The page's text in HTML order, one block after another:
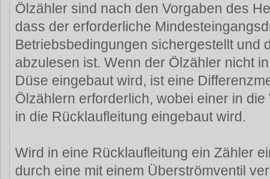
Ölzähler sind nach den Vorgaben des
dass der erforderliche
Betriebsbedingungen sichergestellt und
abzulesen ist. Wenn der Ölzähler nicht
Düse eingebaut wird, ist eine
Ölzählern erforderlich, wobei einer in
in die Rücklaufleitung eingebaut wird.
Wird in eine Rücklaufleitung ein Zähler
durch eine mit einem Überströmventil